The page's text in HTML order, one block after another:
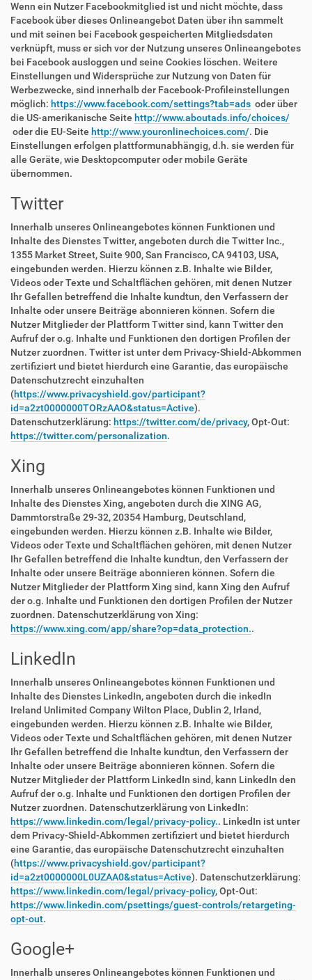
Wenn ein Nutzer Facebookmitglied ist und nicht möchte, dass
Facebook über dieses Onlineangebot Daten über ihn sammelt
und mit seinen bei Facebook gespeicherten Mitgliedsdaten
verknüpft, muss er sich vor der Nutzung unseres Onlineangebotes
bei Facebook ausloggen und seine Cookies löschen. Weitere
Einstellungen und Widersprüche zur Nutzung von Daten für
Werbezwecke, sind innerhalb der Facebook-Profileinstellungen
möglich: https://www.facebook.com/settings?tab=ads oder über
die US-amerikanische Seite http://www.aboutads.info/choices/
oder die EU-Seite http://www.youronlinechoices.com/. Die
Einstellungen erfolgen plattformunabhängig, d.h. sie werden für
alle Geräte, wie Desktopcomputer oder mobile Geräte
übernommen.
Twitter
Innerhalb unseres Onlineangebotes können Funktionen und
Inhalte des Dienstes Twitter, angeboten durch die Twitter Inc.,
1355 Market Street, Suite 900, San Francisco, CA 94103, USA,
eingebunden werden. Hierzu können z.B. Inhalte wie Bilder,
Videos oder Texte und Schaltflächen gehören, mit denen Nutzer
Ihr Gefallen betreffend die Inhalte kundtun, den Verfassern der
Inhalte oder unsere Beiträge abonnieren können. Sofern die
Nutzer Mitglieder der Plattform Twitter sind, kann Twitter den
Aufruf der o.g. Inhalte und Funktionen den dortigen Profilen der
Nutzer zuordnen. Twitter ist unter dem Privacy-Shield-Abkommen
zertifiziert und bietet hierdurch eine Garantie, das europäische
Datenschutzrecht einzuhalten
(https://www.privacyshield.gov/participant?
id=a2zt0000000TORzAAO&status=Active).
Datenschutzerklärung: https://twitter.com/de/privacy, Opt-Out:
https://twitter.com/personalization.
Xing
Innerhalb unseres Onlineangebotes können Funktionen und
Inhalte des Dienstes Xing, angeboten durch die XING AG,
Dammtorstraße 29-32, 20354 Hamburg, Deutschland,
eingebunden werden. Hierzu können z.B. Inhalte wie Bilder,
Videos oder Texte und Schaltflächen gehören, mit denen Nutzer
Ihr Gefallen betreffend die Inhalte kundtun, den Verfassern der
Inhalte oder unsere Beiträge abonnieren können. Sofern die
Nutzer Mitglieder der Plattform Xing sind, kann Xing den Aufruf
der o.g. Inhalte und Funktionen den dortigen Profilen der Nutzer
zuordnen. Datenschutzerklärung von Xing:
https://www.xing.com/app/share?op=data_protection..
LinkedIn
Innerhalb unseres Onlineangebotes können Funktionen und
Inhalte des Dienstes LinkedIn, angeboten durch die inkedIn
Ireland Unlimited Company Wilton Place, Dublin 2, Irland,
eingebunden werden. Hierzu können z.B. Inhalte wie Bilder,
Videos oder Texte und Schaltflächen gehören, mit denen Nutzer
Ihr Gefallen betreffend die Inhalte kundtun, den Verfassern der
Inhalte oder unsere Beiträge abonnieren können. Sofern die
Nutzer Mitglieder der Plattform LinkedIn sind, kann LinkedIn den
Aufruf der o.g. Inhalte und Funktionen den dortigen Profilen der
Nutzer zuordnen. Datenschutzerklärung von LinkedIn:
https://www.linkedin.com/legal/privacy-policy.. LinkedIn ist unter
dem Privacy-Shield-Abkommen zertifiziert und bietet hierdurch
eine Garantie, das europäische Datenschutzrecht einzuhalten
(https://www.privacyshield.gov/participant?
id=a2zt0000000L0UZAA0&status=Active). Datenschutzerklärung:
https://www.linkedin.com/legal/privacy-policy, Opt-Out:
https://www.linkedin.com/psettings/guest-controls/retargeting-
opt-out.
Google+
Innerhalb unseres Onlineangebotes können Funktionen und